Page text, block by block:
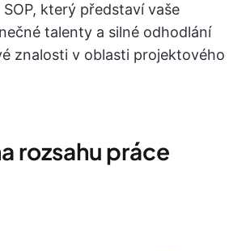
který představí vaše
talenty a silné odhodlání
znalosti v oblasti projektového
rozsahu práce